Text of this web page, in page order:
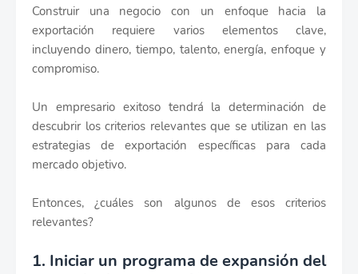
Construir una negocio con un enfoque hacia la
exportación requiere varios elementos clave,
incluyendo dinero, tiempo, talento, energía, enfoque y
compromiso.
Un empresario exitoso tendrá la determinación de
descubrir los criterios relevantes que se utilizan en las
estrategias de exportación específicas para cada
mercado objetivo.
Entonces, ¿cuáles son algunos de esos criterios
relevantes?
1. Iniciar un programa de expansión del